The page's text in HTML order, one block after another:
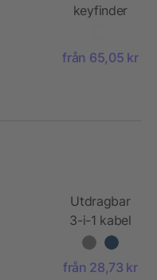
keyfinder
från 65,05 kr
Utdragbar
3-i-1 kabel
från 28,73 kr